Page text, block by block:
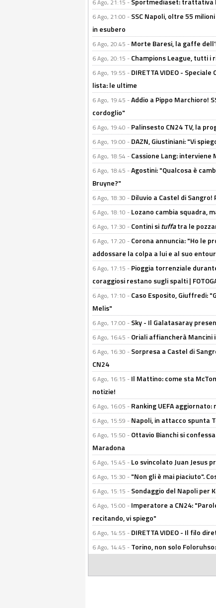
6 Ago, 21:15 -
6 Ago, 21:00 - SSC Napoli, oltre 55
in esubero
6 Ago, 20:45 - Morte Baresi, la gaffe
6 Ago, 20:15 - Champions League, tutti
6 Ago, 19:55 - DIRETTA VIDEO -
lista: le ultime
6 Ago, 19:45 -Addio a Pippo Marchioro!
cordoglio"
6 Ago, 19:40 - Palinsesto CN24 TV, la
6 Ago, 19:00 - DAZN, Giustiniani: "Vi
6 Ago, 18:54 - Cassione Lang:
6 Ago, 18:45 -Agostini: "Qualcosa è
Bruyne?"
6 Ago, 18:30 - Diluvio a Castel di Sangro!
6 Ago, 18:10 - Lozano cambia squadra,
6 Ago, 17:30 - Contini situffatra le
6 Ago, 17:20 - Corona annuncia: "Ho le
addossare la colpa a lui e al suo
6 Ago, 17:15 - Pioggia torrenziale
coraggiosi restano sugli spalti |
6 Ago, 17:10 - Caso Esposito, Giuffredi:
Melis"
6 Ago, 17:00 - Sky - Il Galatasaray
6 Ago, 16:45 - Oriali affiancherà Mancini
6 Ago, 16:30 - Sorpresa a Castel di
CN24
6 Ago, 16:15 - Il Mattino: come sta
notizie!
6 Ago, 16:05 - Ranking UEFA
6 Ago, 15:59 - Napoli, in attacco spunta
6 Ago, 15:50 - Ottavio Bianchi si
Maradona
6 Ago, 15:45 - Lo svincolato Juan Jesus
6 Ago, 15:30 - "Non gli è mai piaciuto".
6 Ago, 15:15 - Sondaggio del Napoli per
6 Ago, 15:00 - Imperatore a CN24:
recitando, vi spiego"
6 Ago, 14:55 - DIRETTA VIDEO - Il filo
6 Ago, 14:45 - Torino, non solo